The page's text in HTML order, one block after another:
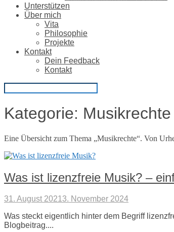
Unterstützen
Über mich
Vita
Philosophie
Projekte
Kontakt
Dein Feedback
Kontakt
Kategorie: Musikrechte
Eine Übersicht zum Thema „Musikrechte“. Von
Was ist lizenzfreie Musik? –
31. August 20213. November 2024
Was steckt eigentlich hinter dem Begriff
Blogbeitrag....